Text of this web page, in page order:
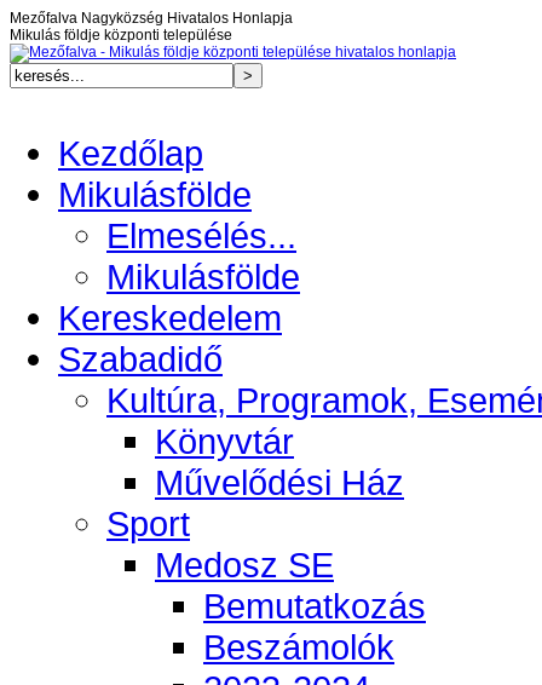
Mezőfalva Nagyközség Hivatalos Honlapja
Mikulás földje központi települése
Kezdőlap
Mikulásfölde
Elmesélés...
Mikulásfölde
Kereskedelem
Szabadidő
Kultúra, Programok,
Könyvtár
Művelődési Ház
Sport
Medosz SE
Bemutatkozás
Beszámolók